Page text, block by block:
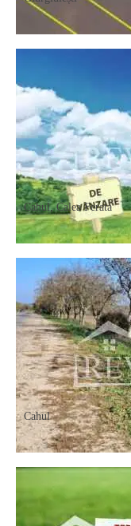
Cahul,Calea Ferata
Cahul